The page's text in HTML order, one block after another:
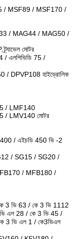
/ MSF89 / MSF170 /
/ MAG44 / MAG50 /
মোটর
/ এলপিভিডি 75 /
DPVP108 হাইড্রোলিক
/ LMF140
/ LMV140 মোটর
400 / এইচডি 450 ভি -2
/ SG15 / SG20 /
/ MFB180 /
3 ভি 63 / কে 3 ভি 1112
এল 28 / কে 3 ভি 45 /
3 ভি এল 1 / কে3ভিএল